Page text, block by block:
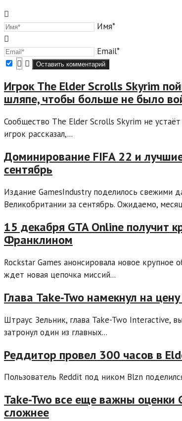
Имя*
Email*
Игрок The Elder Scrolls Skyrim
шляпе, чтобы больше не было
Сообщество The Elder Scrolls Skyrim не
игрок рассказал,...
Доминирование FIFA 22 и
сентябрь
Издание GamesIndustry поделилось свежими
Великобритании за сентябрь. Ожидаемо,
15 декабря GTA Online получит
Франклином
Rockstar Games анонсировала новое крупное
ждет новая цепочка миссий...
Глава Take-Two намекнул на
Штраус Зельник, глава Take-Two Interactive,
затронул один из главных...
Реддитор провел 300 часов в
Пользователь Reddit под ником Blzn
Take-Two все еще важны оценки
сложнее